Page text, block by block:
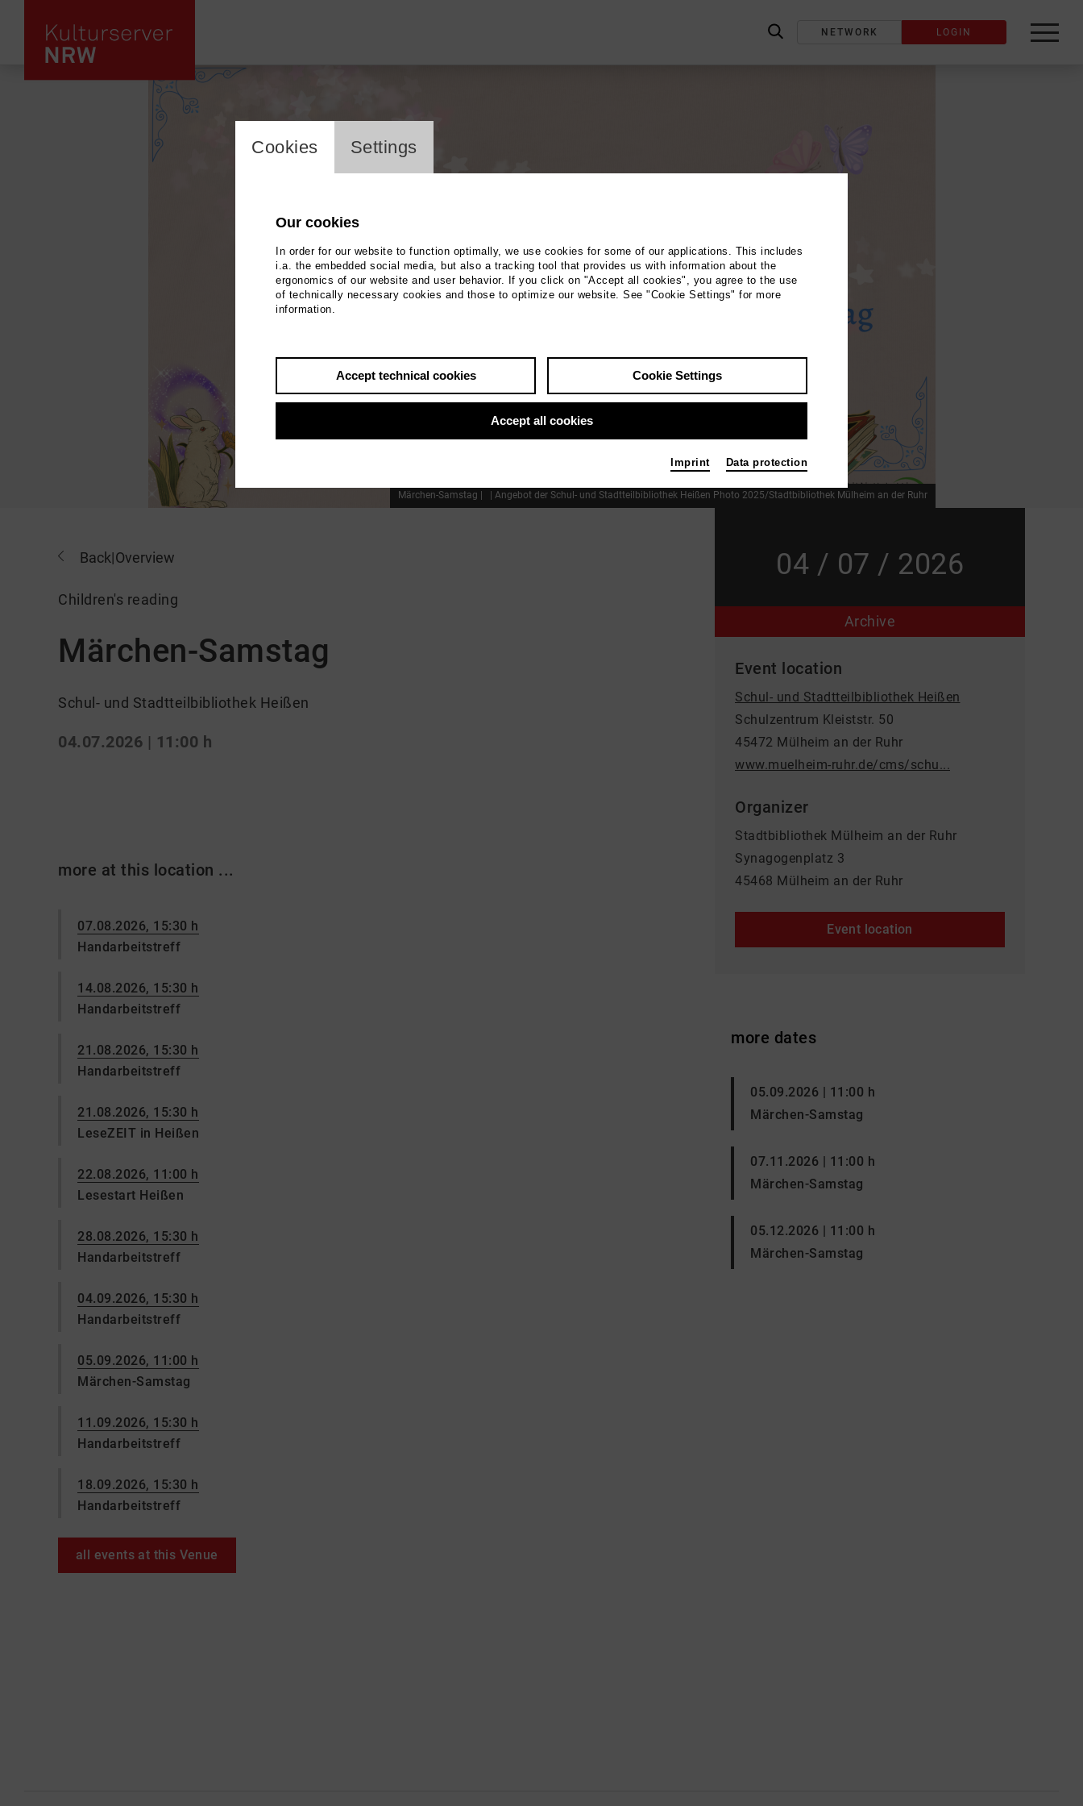
NETWORK LOGIN
Märchen-Samstag | Angebot der Schul- und Stadtteilbibliothek Heißen Photo 2025/Stadtbibliothek Mülheim an der Ruhr
Back|Overview
Children's reading
Märchen-Samstag
Schul- und Stadtteilbibliothek Heißen
04.07.2026 | 11:00 h
more at this location ...
07.08.2026, 15:30 h
Handarbeitstreff
14.08.2026, 15:30 h
Handarbeitstreff
21.08.2026, 15:30 h
Handarbeitstreff
21.08.2026, 15:30 h
LeseZEIT in Heißen
22.08.2026, 11:00 h
Lesestart Heißen
28.08.2026, 15:30 h
Handarbeitstreff
04.09.2026, 15:30 h
Handarbeitstreff
05.09.2026, 11:00 h
Märchen-Samstag
11.09.2026, 15:30 h
Handarbeitstreff
18.09.2026, 15:30 h
Handarbeitstreff
all events at this Venue
04 / 07 / 2026
Archive
Event location
Schul- und Stadtteilbibliothek Heißen
Schulzentrum Kleiststr. 50
45472 Mülheim an der Ruhr
www.muelheim-ruhr.de/cms/schu...
Organizer
Stadtbibliothek Mülheim an der Ruhr
Synagogenplatz 3
45468 Mülheim an der Ruhr
Event location
more dates
05.09.2026 | 11:00 h
Märchen-Samstag
07.11.2026 | 11:00 h
Märchen-Samstag
05.12.2026 | 11:00 h
Märchen-Samstag
cookie_layer
Cookies Settings
Our cookies
In order for our website to function optimally, we use cookies for some of our applications. This includes
i.a. the embedded social media, but also a tracking tool that provides us with information about the
ergonomics of our website and user behavior. If you click on "Accept all cookies", you agree to the use
of technically necessary cookies and those to optimize our website. See "Cookie Settings" for more
information.
Accept technical cookies Cookie Settings
Accept all cookies
Imprint Data protection